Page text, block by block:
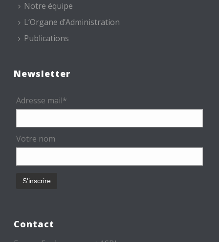
Notre équipe
L’Organe d’Administration
Publications
Newsletter
Adresse mail*
Votre nom
Contact